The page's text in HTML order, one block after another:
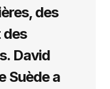
des
David
Suède a